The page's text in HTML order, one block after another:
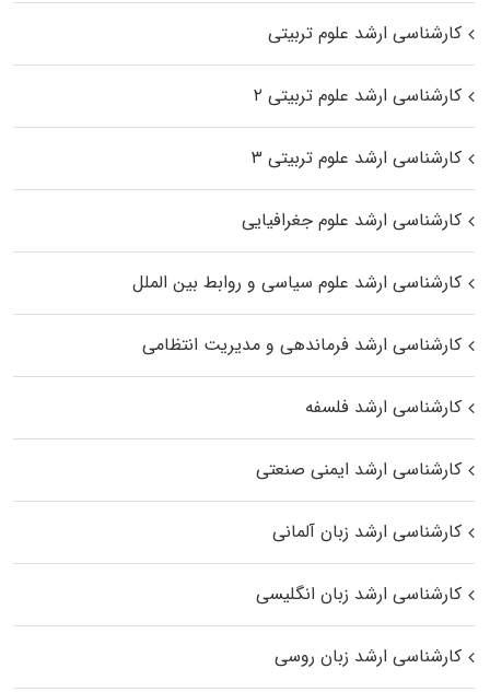
کارشناسی ارشد علوم تربیتی
کارشناسی ارشد علوم تربیتی ۲
کارشناسی ارشد علوم تربیتی ۳
کارشناسی ارشد علوم جغرافیایی
کارشناسی ارشد علوم سیاسی و روابط بین الملل
کارشناسی ارشد فرماندهی و مدیریت انتظامی
کارشناسی ارشد فلسفه
کارشناسی ارشد ایمنی صنعتی
کارشناسی ارشد زبان آلمانی
کارشناسی ارشد زبان انگلیسی
کارشناسی ارشد زبان روسی